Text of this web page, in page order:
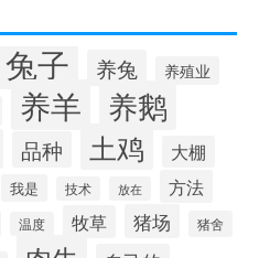
兔子 养兔 养殖业
养羊 养鹅
品种 土鸡 大棚
我是 技术 放在
方法
温度 牧草 猪场 猪舍